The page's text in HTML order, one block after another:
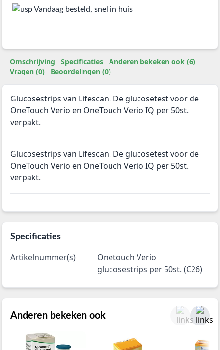
Vandaag besteld, snel in huis
Omschrijving Specificaties
Anderen bekeken ook (6)
Vragen (0)
Beoordelingen (0)
Glucosestrips van Lifescan. De glucosetest voor de
OneTouch Verio en OneTouch Verio IQ per 50st.
verpakt.
Glucosestrips van Lifescan. De glucosetest voor de
OneTouch Verio en OneTouch Verio IQ per 50st.
verpakt.
Specificaties
Artikelnummer(s)
Onetouch Verio
glucosestrips per 50st. (C26)
Anderen bekeken ook